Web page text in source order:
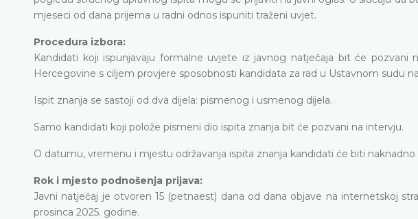
mjeseci od dana prijema u radni odnos ispuniti traženi uvjet.
Procedura izbora:
Kandidati koji ispunjavaju formalne uvjete iz javnog natječaja bit će pozvani
Hercegovine s ciljem provjere sposobnosti kandidata za rad u Ustavnom sudu
Ispit znanja se sastoji od dva dijela: pismenog i usmenog dijela.
Samo kandidati koji polože pismeni dio ispita znanja bit će pozvani na intervju.
O datumu, vremenu i mjestu održavanja ispita znanja kandidati će biti naknadno
Rok i mjesto podnošenja prijava:
Javni natječaj je otvoren 15 (petnaest) dana od dana objave na internetskoj
prosinca 2025. godine.